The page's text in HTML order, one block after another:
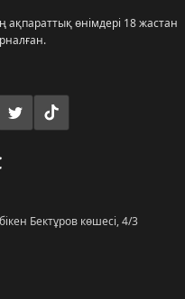
ақпараттық өнімдері 18 жастан
Бектұров көшесі, 4/3